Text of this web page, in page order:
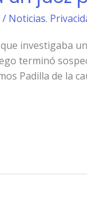
/ Noticias.
investigaba
terminó
Padilla de la